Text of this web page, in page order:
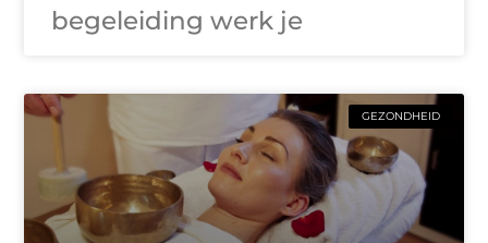
begeleiding werk je
GEZONDHEID